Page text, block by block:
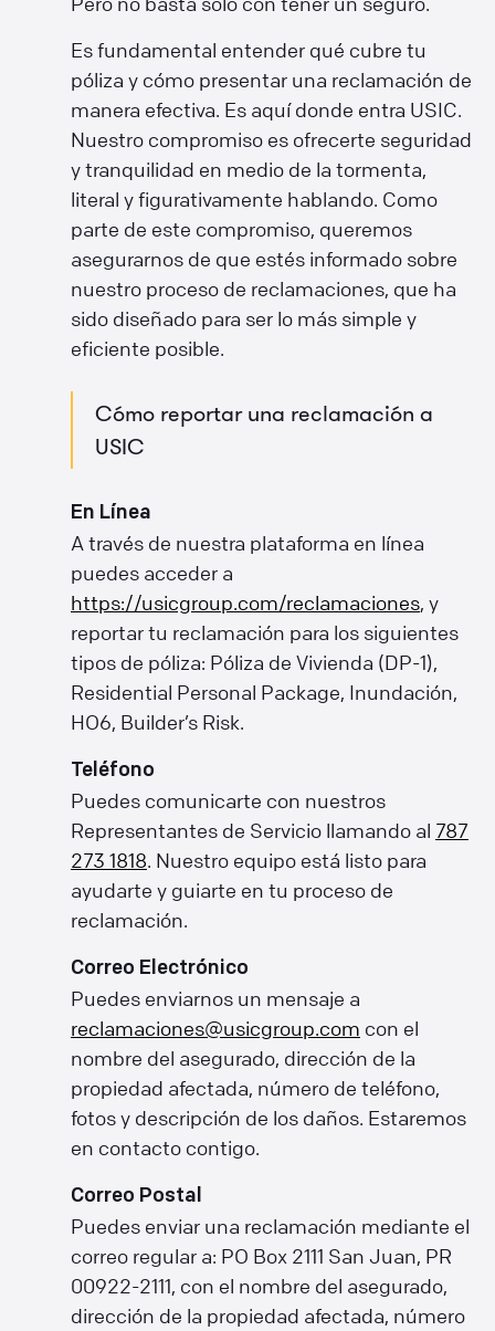
Es fundamental entender qué cubre tu
póliza y cómo presentar una reclamación de
manera efectiva. Es aquí donde entra USIC.
Nuestro compromiso es ofrecerte seguridad
y tranquilidad en medio de la tormenta,
literal y figurativamente hablando. Como
parte de este compromiso, queremos
asegurarnos de que estés informado sobre
nuestro proceso de reclamaciones, que ha
sido diseñado para ser lo más simple y
eficiente posible.
Cómo reportar una reclamación a
USIC
En Línea
A través de nuestra plataforma en línea
puedes acceder a
https://usicgroup.com/reclamaciones, y
reportar tu reclamación para los siguientes
tipos de póliza: Póliza de Vivienda (DP-1),
Residential Personal Package, Inundación,
HO6, Builder’s Risk.
Teléfono
Puedes comunicarte con nuestros
Representantes de Servicio llamando al 787
273 1818. Nuestro equipo está listo para
ayudarte y guiarte en tu proceso de
reclamación.
Correo Electrónico
Puedes enviarnos un mensaje a
reclamaciones@usicgroup.com con el
nombre del asegurado, dirección de la
propiedad afectada, número de teléfono,
fotos y descripción de los daños. Estaremos
en contacto contigo.
Correo Postal
Puedes enviar una reclamación mediante el
correo regular a: PO Box 2111 San Juan, PR
00922-2111, con el nombre del asegurado,
dirección de la propiedad afectada, número